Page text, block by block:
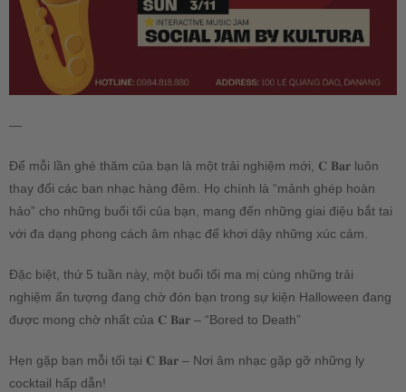
—
Để mỗi lần ghé thăm của bạn là một trải nghiệm mới, 𝐂 𝐁𝐚𝐫 luôn
thay đổi các ban nhạc hàng đêm. Họ chính là “mảnh ghép hoàn
hảo” cho những buổi tối của bạn, mang đến những giai điệu bắt tai
với đa dạng phong cách âm nhạc để khơi dậy những xúc cảm.
Đặc biệt, thứ 5 tuần này, một buổi tối ma mị cùng những trải
nghiệm ấn tượng đang chờ đón bạn trong sự kiện Halloween đang
được mong chờ nhất của 𝐂 𝐁𝐚𝐫 – “Bored to Death”
Hẹn gặp bạn mỗi tối tại 𝐂 𝐁𝐚𝐫 – Nơi âm nhạc gặp gỡ những ly
cocktail hấp dẫn!